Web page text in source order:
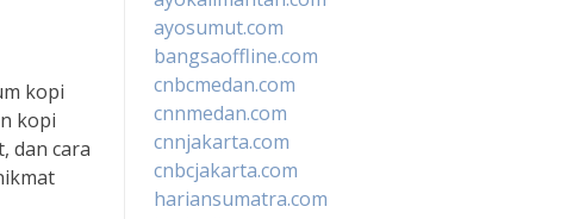
kopi
kopi
dan cara
ayosumut.com
bangsaoffline.com
cnbcmedan.com
cnnmedan.com
cnnjakarta.com
cnbcjakarta.com
hariansumatra.com